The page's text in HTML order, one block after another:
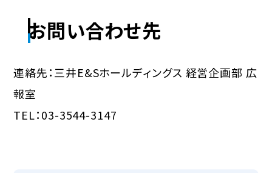
お問い合わせ先
連絡先：三井E&Sホールディングス 経営企画部 広
報室
TEL：03-3544-3147